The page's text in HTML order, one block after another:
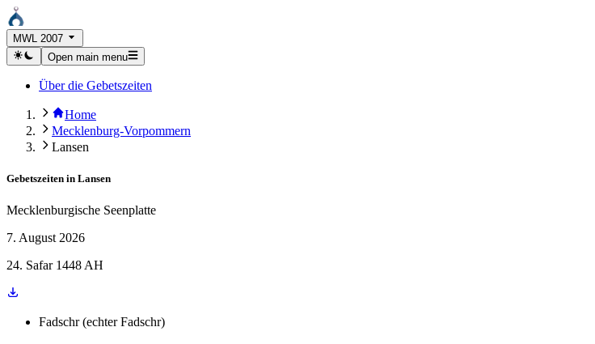
MWL 2007
Open main menu
Über die Gebetszeiten
Home
Mecklenburg-Vorpommern
Lansen
Gebetszeiten in Lansen
Mecklenburgische Seenplatte
7. August 2026
24. Safar 1448 AH
Fadschr (echter Fadschr)